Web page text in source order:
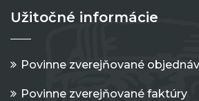
Užitočné informácie
Povinne zverejňované
Povinne zverejňované faktúry